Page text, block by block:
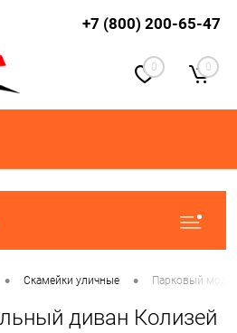
+7 (800) 200-65-47
0 0
• Скамейки уличные • Парковый
диван Колизей